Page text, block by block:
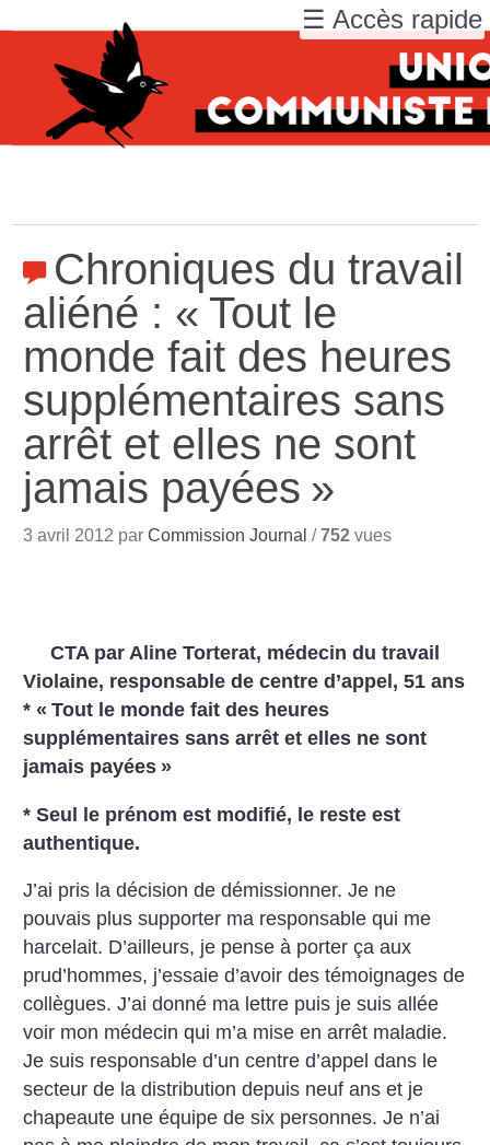
Chroniques du travail
aliéné : « Tout le
monde fait des heures
supplémentaires sans
arrêt et elles ne sont
jamais payées »
3 avril 2012 parCommission Journal /752 vues
CTA par Aline Torterat, médecin du travail
Violaine, responsable de centre d’appel, 51 ans
* « Tout le monde fait des heures
supplémentaires sans arrêt et elles ne sont
jamais payées »
* Seul le prénom est modifié, le reste est
authentique.
J’ai pris la décision de démissionner. Je ne
pouvais plus supporter ma responsable qui me
harcelait. D’ailleurs, je pense à porter ça aux
prud’hommes, j’essaie d’avoir des témoignages de
collègues. J’ai donné ma lettre puis je suis allée
voir mon médecin qui m’a mise en arrêt maladie.
Je suis responsable d’un centre d’appel dans le
secteur de la distribution depuis neuf ans et je
chapeaute une équipe de six personnes. Je n’ai
☰ Accès rapide